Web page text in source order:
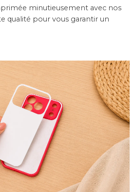
minutieusement avec nos
qualité pour vous garantir un